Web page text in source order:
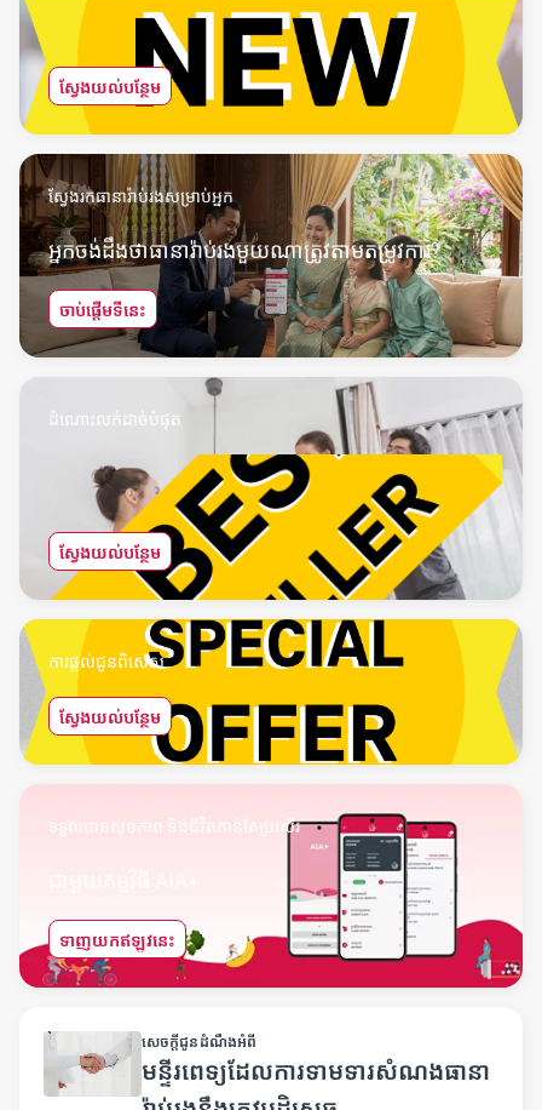
ស្វែងយល់បន្ថែម
ស្វែងរកធានារ៉ាប់រងសម្រាប់អ្នក
អ្នកចង់ដឹងថាធានារ៉ាប់រងមួយណាត្រូវតាមតម្រូវការ?
ចាប់ផ្តើមទីនេះ
ដំណោះលក់ដាច់បំផុត
ស្វែងយល់បន្ថែម
ការផ្តល់ជូនពិសេស
ស្វែងយល់បន្ថែម
ទទួលបានសុខភាព និងជីវិតកាន់តែប្រសើរ
ទាញយកឥឡូវនេះ
សេចក្តីជូនដំណឹងអំពី
មន្ទីរពេទ្យដែលការទាមទារសំណងធានា